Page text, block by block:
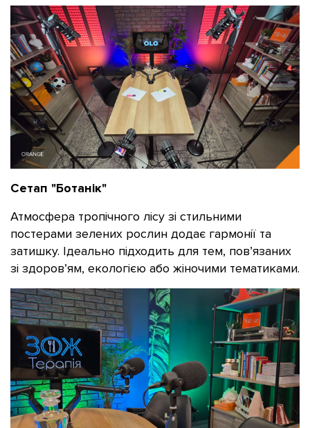
Сетап "Ботанік"
Атмосфера тропічного лісу зі стильними
постерами зелених рослин додає гармонії та
затишку. Ідеально підходить для тем, пов’язаних
зі здоров’ям, екологією або жіночими тематиками.